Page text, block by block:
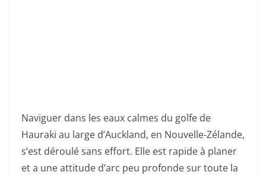
Naviguer dans les eaux calmes du golfe de
Hauraki au large d’Auckland, en Nouvelle-Zélande,
s’est déroulé sans effort. Elle est rapide à planer
et a une attitude d’arc peu profonde sur toute la